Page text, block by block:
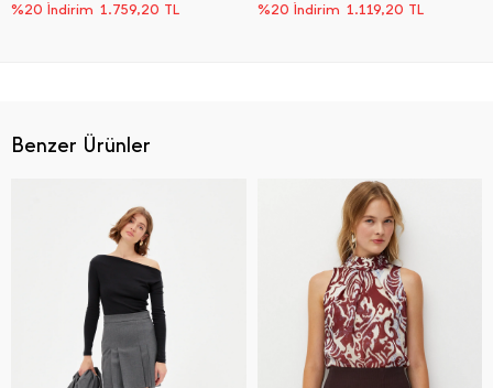
Benzer Ürünler
%20 İndirim 1.759,20 TL %20 İndirim 1.119,20 TL